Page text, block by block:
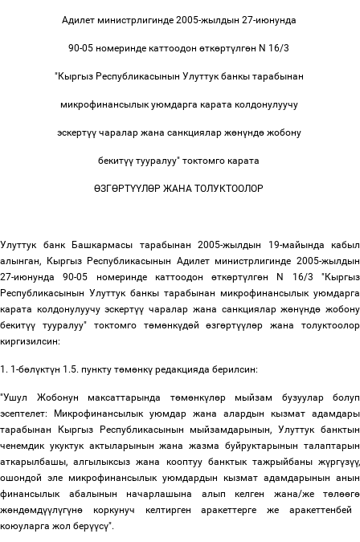
Адилет министрлигинде 2005-жылдын 27-июнунда
90-05 номеринде каттоодон өткөртүлгөн N 16/3
"Кыргыз Республикасынын Улуттук банкы тарабынан
микрофинансылык уюмдарга карата колдонулуучу
эскертүүчаралар жана санкциялар жөнүндөжобону
бекитүү тууралуу" токтомго карата
ӨЗГӨРТҮҮЛӨР ЖАНА ТОЛУКТООЛОР
Улуттук банк Башкармасы тарабынан 2005-жылдын 19-майында кабыл
алынган, Кыргыз Республикасынын Адилет министрлигинде 2005-жылдын
27-июнунда 90-05 номеринде каттоодонөткөртүлгөн N 16/3 "Кыргыз
Республикасынын Улуттук банкы тарабынан микрофинансылык уюмдарга
карата колдонулуучу эскертүү чаралар жана санкциялар жөнүндө жобону
бекитүү тууралуу" токтомго төмөнкүдөйөзгөртүүлөр жана толуктоолор
киргизилсин:
1. 1-бөлүктүн 1.5. пункту төмөнкү редакцияда берилсин:
"Ушул Жобонун максаттарында төмөнкүлөр мыйзам бузуулар болуп
эсептелет: Микрофинансылык уюмдар жана алардын кызмат адамдары
тарабынан Кыргыз Республикасынын мыйзамдарынын, Улуттук банктын
ченемдик укуктук актыларынын жана жазма буйруктарынын талаптарын
аткарылбашы, алгылыксыз жана кооптуу банктык тажрыйбаны жүргүзүү,
ошондой эле микрофинансылык уюмдардын кызмат адамдарынын анын
финансылык абалынын начарлашына алып келген жана/же төлөөгө
жөндөмдүүлүгүнө коркунуч келтирген аракеттерге же аракеттенбей
коюуларга жол берүүсү".